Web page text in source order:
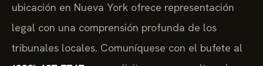
ubicación en Nueva York ofrece representación
legal con una comprensión profunda de los
tribunales locales. Comuníquese con el bufete al